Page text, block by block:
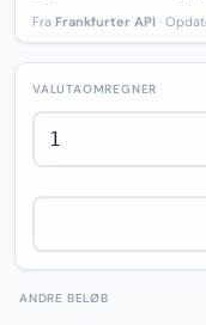
Fra Frankfurter API ·
VALUTAOMREGNER
ANDRE BELØB